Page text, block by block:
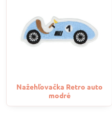
Nažehľovačka Retro auto
modré